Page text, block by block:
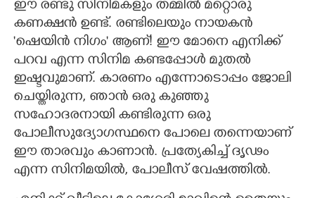
ഈ രണ്ടു സിനിമകളും തമ്മിൽ മറ്റൊരു
കണക്ഷൻ ഉണ്ട്‌. രണ്ടിലെയും നായകൻ
"ഷെയിൻ നിഗം" ആണ്! ഈ മോനെ എനിക്ക്
പറവ എന്ന സിനിമ കണ്ടപ്പോൾ മുതൽ
ഇഷ്ടവുമാണ്. കാരണം എന്നോടൊപ്പം ജോലി
ചെയ്തിരുന്ന, ഞാൻ ഒരു കുഞ്ഞു
സഹോദരനായി കണ്ടിരുന്ന ഒരു
പോലീസുദ്യോഗസ്ഥനെ പോലെ തന്നെയാണ്
ഈ താരവും കാണാൻ. പ്രത്യേകിച്ച് ദൃഢം
എന്ന സിനിമയിൽ, പോലീസ് വേഷത്തിൽ.